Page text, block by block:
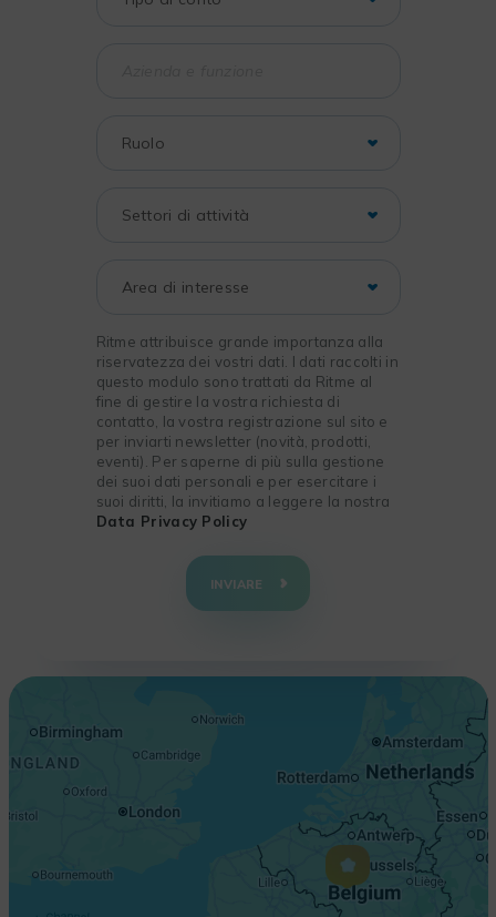
Ritme attribuisce grande importanza alla
riservatezza dei vostri dati. I dati raccolti in
questo modulo sono trattati da Ritme al
fine di gestire la vostra richiesta di
contatto, la vostra registrazione sul sito e
per inviarti newsletter (novità, prodotti,
eventi). Per saperne di più sulla gestione
dei suoi dati personali e per esercitare i
suoi diritti, la invitiamo a leggere la nostra
Data Privacy Policy
INVIARE